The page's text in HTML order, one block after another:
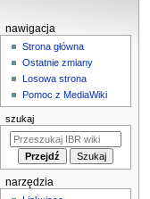
M
n
a
w
i
g
nawigacja
Strona główna
Ostatnie zmiany
Losowa strona
Pomoc z MediaWiki
szukaj
narzędzia